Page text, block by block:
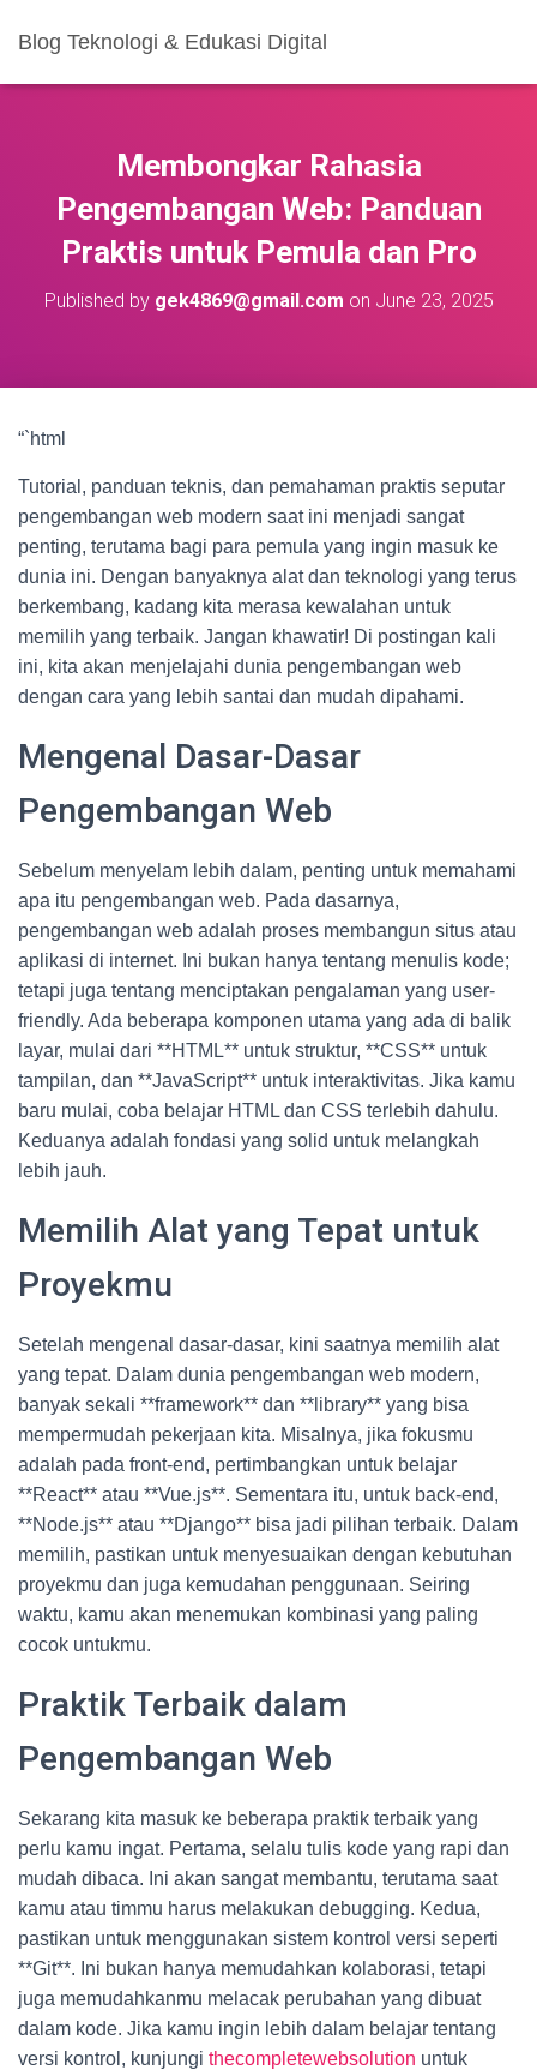
Blog Teknologi & Edukasi Digital
Membongkar Rahasia
Pengembangan Web: Panduan
Praktis untuk Pemula dan Pro
Published by gek4869@gmail.com on June 23, 2025
“`html
Tutorial, panduan teknis, dan pemahaman praktis seputar
pengembangan web modern saat ini menjadi sangat
penting, terutama bagi para pemula yang ingin masuk ke
dunia ini. Dengan banyaknya alat dan teknologi yang terus
berkembang, kadang kita merasa kewalahan untuk
memilih yang terbaik. Jangan khawatir! Di postingan kali
ini, kita akan menjelajahi dunia pengembangan web
dengan cara yang lebih santai dan mudah dipahami.
Mengenal Dasar-Dasar
Pengembangan Web
Sebelum menyelam lebih dalam, penting untuk memahami
apa itu pengembangan web. Pada dasarnya,
pengembangan web adalah proses membangun situs atau
aplikasi di internet. Ini bukan hanya tentang menulis kode;
tetapi juga tentang menciptakan pengalaman yang user-
friendly. Ada beberapa komponen utama yang ada di balik
layar, mulai dari **HTML** untuk struktur, **CSS** untuk
tampilan, dan **JavaScript** untuk interaktivitas. Jika kamu
baru mulai, coba belajar HTML dan CSS terlebih dahulu.
Keduanya adalah fondasi yang solid untuk melangkah
lebih jauh.
Memilih Alat yang Tepat untuk
Proyekmu
Setelah mengenal dasar-dasar, kini saatnya memilih alat
yang tepat. Dalam dunia pengembangan web modern,
banyak sekali **framework** dan **library** yang bisa
mempermudah pekerjaan kita. Misalnya, jika fokusmu
adalah pada front-end, pertimbangkan untuk belajar
**React** atau **Vue.js**. Sementara itu, untuk back-end,
**Node.js** atau **Django** bisa jadi pilihan terbaik. Dalam
memilih, pastikan untuk menyesuaikan dengan kebutuhan
proyekmu dan juga kemudahan penggunaan. Seiring
waktu, kamu akan menemukan kombinasi yang paling
cocok untukmu.
Praktik Terbaik dalam
Pengembangan Web
Sekarang kita masuk ke beberapa praktik terbaik yang
perlu kamu ingat. Pertama, selalu tulis kode yang rapi dan
mudah dibaca. Ini akan sangat membantu, terutama saat
kamu atau timmu harus melakukan debugging. Kedua,
pastikan untuk menggunakan sistem kontrol versi seperti
**Git**. Ini bukan hanya memudahkan kolaborasi, tetapi
juga memudahkanmu melacak perubahan yang dibuat
dalam kode. Jika kamu ingin lebih dalam belajar tentang
versi kontrol, kunjungi thecompletewebsolution untuk